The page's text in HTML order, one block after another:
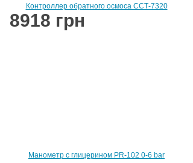
Контроллер обратного осмоса ССТ-7320
8918 грн
Мaнометр с глицерином PR-102 0-6 bar